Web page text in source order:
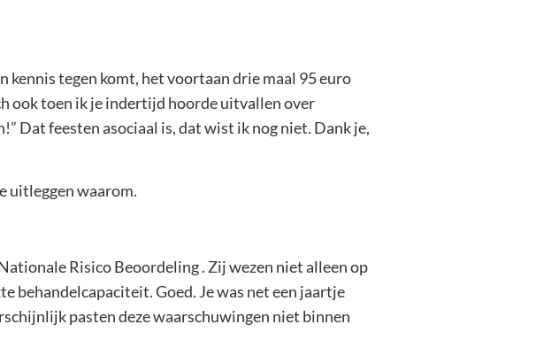
kennis tegen komt, het voortaan drie maal 95 euro
ook toen ik je indertijd hoorde uitvallen over
Dat feesten asociaal is, dat wist ik nog niet. Dank je,
uitleggen waarom.
Risico Beoordeling . Zij wezen niet alleen op
behandelcapaciteit. Goed. Je was net een jaartje
pasten deze waarschuwingen niet binnen